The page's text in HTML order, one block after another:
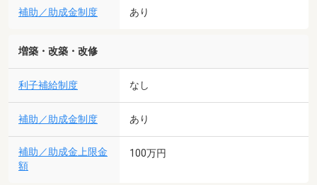
補助／助成金制度 あり
増築・改築・改修
利子補給制度 なし
補助／助成金制度 あり
補助／助成金上限金
額
100万円